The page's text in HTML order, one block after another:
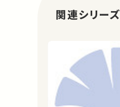
関連シリーズ